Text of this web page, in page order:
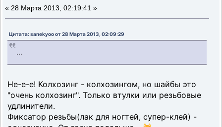
« 28 Марта 2013, 02:19:41 »
Цитата: sanekyoo от 28 Марта 2013, 02:09:29
...
Не-е-е! Колхозинг - колхозингом, но шайбы это
"очень колхозинг". Только втулки или резьбовые
удлинители.
Фиксатор резьбы(лак для ногтей, супер-клей) -